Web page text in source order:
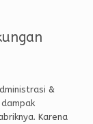
&
Karena